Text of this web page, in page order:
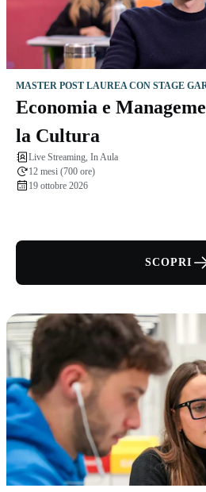
MASTER POST LAUREA CON STAGE
Economia e
la Cultura
Live Streaming, In Aula
12 mesi (700 ore)
19 ottobre 2026
SCOPRI